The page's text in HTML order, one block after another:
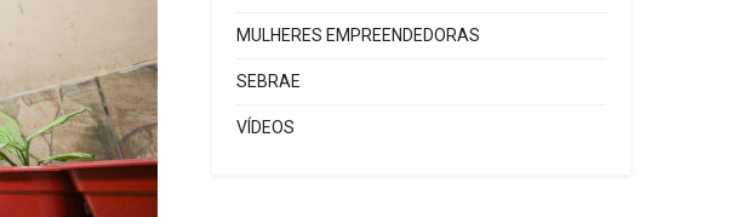
MULHERES EMPREENDEDORAS
SEBRAE
VÍDEOS